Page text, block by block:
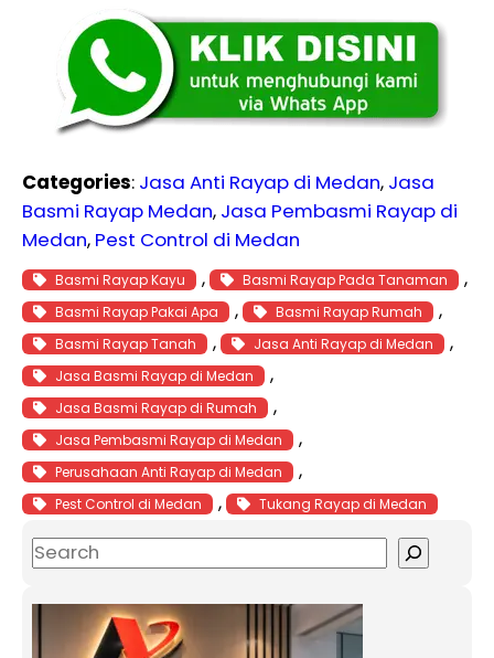
Categories: Jasa Anti Rayap di Medan, Jasa
Basmi Rayap Medan, Jasa Pembasmi Rayap di
Medan, Pest Control di Medan
Basmi Rayap Kayu , Basmi Rayap Pada Tanaman ,
Basmi Rayap Pakai Apa , Basmi Rayap Rumah ,
Basmi Rayap Tanah , Jasa Anti Rayap di Medan ,
Jasa Basmi Rayap di Medan ,
Jasa Basmi Rayap di Rumah ,
Jasa Pembasmi Rayap di Medan ,
Perusahaan Anti Rayap di Medan ,
Pest Control di Medan , Tukang Rayap di Medan